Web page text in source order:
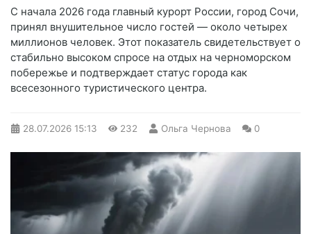
С начала 2026 года главный курорт России, город Сочи,
принял внушительное число гостей — около четырех
миллионов человек. Этот показатель свидетельствует о
стабильно высоком спросе на отдых на черноморском
побережье и подтверждает статус города как
всесезонного туристического центра.
28.07.2026 15:13 232 Ольга Чернова 0